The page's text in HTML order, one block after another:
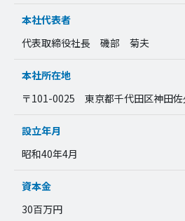
本社代表者
代表取締役社長 磯部 菊夫
本社所在地
〒101-0025 東京都千代田区神田
設立年月
昭和40年4月
資本金
30百万円